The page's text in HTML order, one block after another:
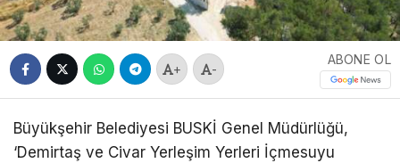
+ -
ABONE OL
Büyükşehir Belediyesi BUSKİ Genel Müdürlüğü,
‘Demirtaş ve Civar Yerleşim Yerleri İçmesuyu